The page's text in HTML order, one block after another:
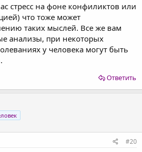
стресс на фоне конфиликтов или
что тоже может
таких мыслей. Все же вам
анализы, при некоторых
у человека могут быть
Ответить
#20